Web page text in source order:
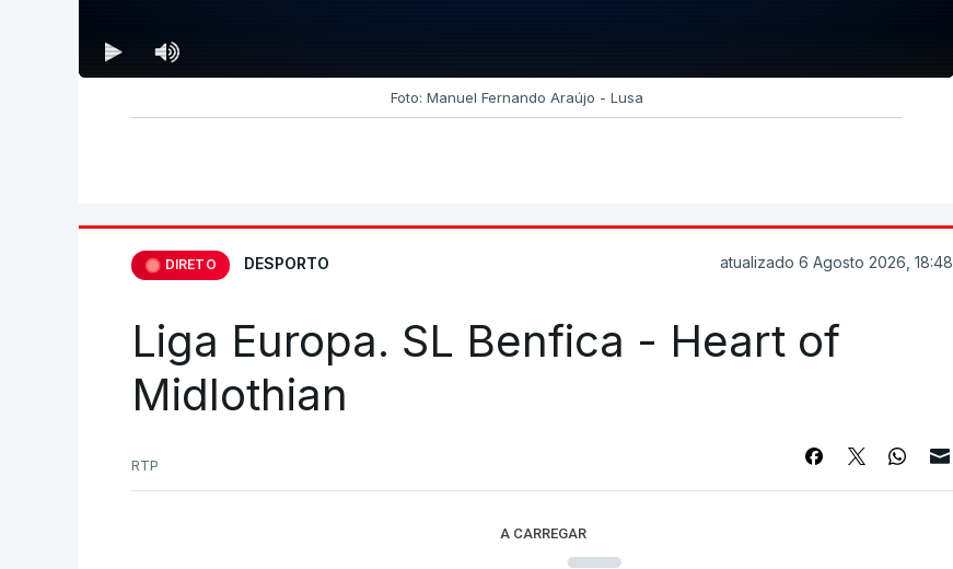
Foto: Manuel Fernando Araújo - Lusa
DIRETO DESPORTO atualizado 6 Agosto 2026, 18:48
Liga Europa. SL Benfica - Heart of
Midlothian
RTP
A CARREGAR